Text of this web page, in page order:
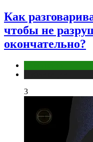
Как
чтобы не
окончательно?
3